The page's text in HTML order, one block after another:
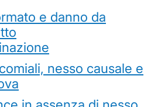
e danno da
nesso causale e